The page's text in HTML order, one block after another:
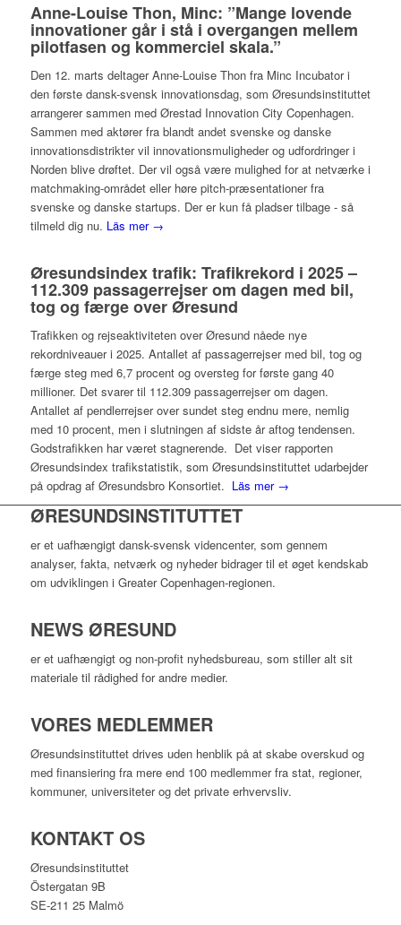
Anne-Louise Thon, Minc: ”Mange lovende
innovationer går i stå i overgangen mellem
pilotfasen og kommerciel skala.”
Den 12. marts deltager Anne-Louise Thon fra Minc Incubator i
den første dansk-svensk innovationsdag, som Øresundsinstituttet
arrangerer sammen med Ørestad Innovation City Copenhagen.
Sammen med aktører fra blandt andet svenske og danske
innovationsdistrikter vil innovationsmuligheder og udfordringer i
Norden blive drøftet. Der vil også være mulighed for at netværke i
matchmaking-området eller høre pitch-præsentationer fra
svenske og danske startups. Der er kun få pladser tilbage - så
tilmeld dig nu. Läs mer →
Øresundsindex trafik: Trafikrekord i 2025 –
112.309 passagerrejser om dagen med bil,
tog og færge over Øresund
Trafikken og rejseaktiviteten over Øresund nåede nye
rekordniveauer i 2025. Antallet af passagerrejser med bil, tog og
færge steg med 6,7 procent og oversteg for første gang 40
millioner. Det svarer til 112.309 passagerrejser om dagen.
Antallet af pendlerrejser over sundet steg endnu mere, nemlig
med 10 procent, men i slutningen af sidste år aftog tendensen.
Godstrafikken har været stagnerende. Det viser rapporten
Øresundsindex trafikstatistik, som Øresundsinstituttet udarbejder
på opdrag af Øresundsbro Konsortiet. Läs mer →
ØRESUNDSINSTITUTTET
er et uafhængigt dansk-svensk videncenter, som gennem
analyser, fakta, netværk og nyheder bidrager til et øget kendskab
om udviklingen i Greater Copenhagen-regionen.
NEWS ØRESUND
er et uafhængigt og non-profit nyhedsbureau, som stiller alt sit
materiale til rådighed for andre medier.
VORES MEDLEMMER
Øresundsinstituttet drives uden henblik på at skabe overskud og
med finansiering fra mere end 100 medlemmer fra stat, regioner,
kommuner, universiteter og det private erhvervsliv.
KONTAKT OS
Øresundsinstituttet
Östergatan 9B
SE-211 25 Malmö